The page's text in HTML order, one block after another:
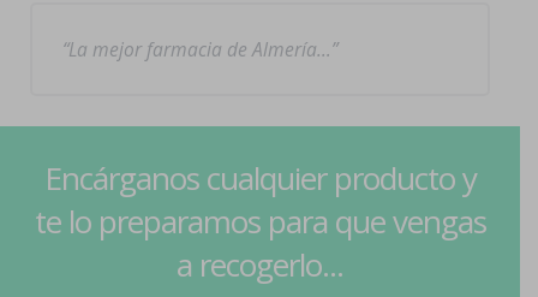
La mejor farmacia de Almería…
Encárganos cualquier producto y
te lo preparamos para que vengas
a recogerlo...